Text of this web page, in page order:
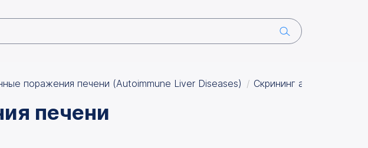
поражения печени (Autoimmune Liver Diseases) Скрининг
печени